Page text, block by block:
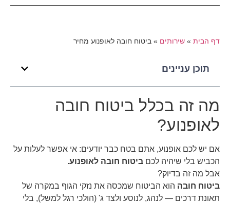
דף הבית» שירותים» ביטוח חובה לאופנוע מחיר
תוכן עניינים
מה זה בכלל ביטוח חובה
לאופנוע?
אם יש לכם אופנוע, אתם בטח כבר יודעים: אי אפשר לעלות על
הכביש בלי שיהיה לכם ביטוח חובה לאופנוע.
אבל מה זה בדיוק?
ביטוח חובההוא הביטוח שמכסה את נזקי הגוף במקרה של
תאונת דרכים — לנהג, לנוסע ולצד ג' (הולכי רגל למשל), בלי